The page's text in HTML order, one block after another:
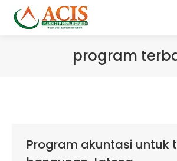
program
Program akuntasi untuk